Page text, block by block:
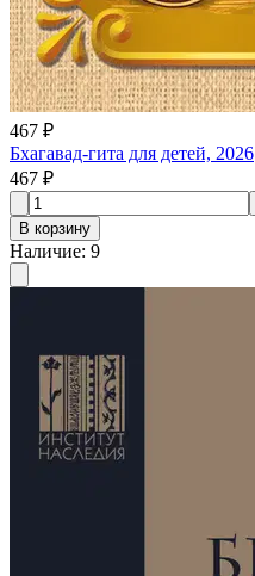
467 ₽
Бхагавад-гита для детей, 2026
467 ₽
В корзину
Наличие: 9